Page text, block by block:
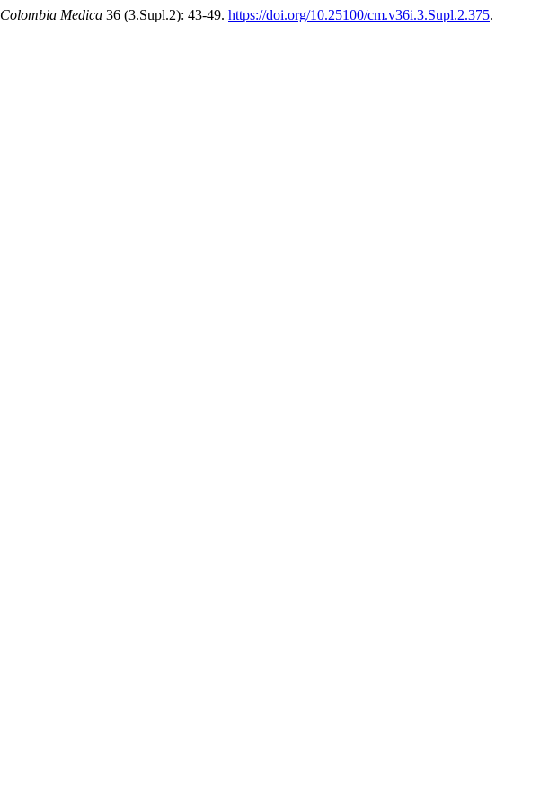
Colombia Medica 36 (3.Supl.2): 43-49. https://doi.org/10.25100/cm.v36i.3.Supl.2.375.